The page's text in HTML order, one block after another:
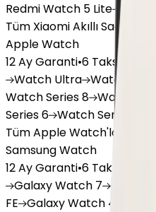
RedmiWatch 5 Lite Redmi
Tüm Xiaomi Akıllı Saat'lar
Apple Watch
12 Ay Garanti•6 Taksit
Watch Ultra Watch
WatchSeries 8 Watch
Series 6 WatchSeries 5
Tüm Apple Watch'lar
Samsung Watch
12 Ay Garanti•6 Taksit
GalaxyWatch 7
FE GalaxyWatch 4